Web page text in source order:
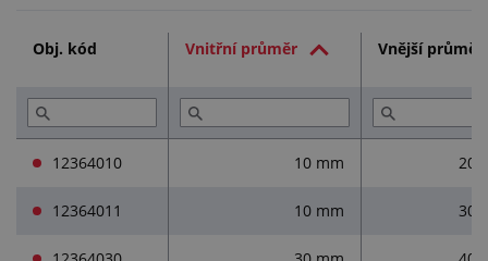
Přečtěte si (1)
Obj. kód Vnitřní průměr Vnější průměr
12364010 10 mm 20
12364011 10 mm 30